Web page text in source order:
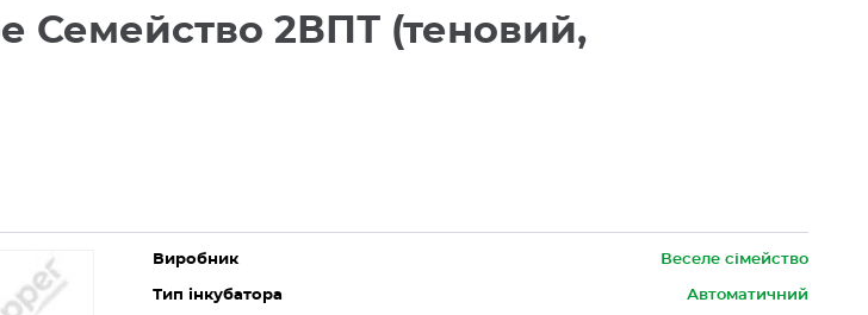
Семейство 2ВПТ (теновий,
Виробник Веселе сімейство
Тип інкубатора Автоматичний